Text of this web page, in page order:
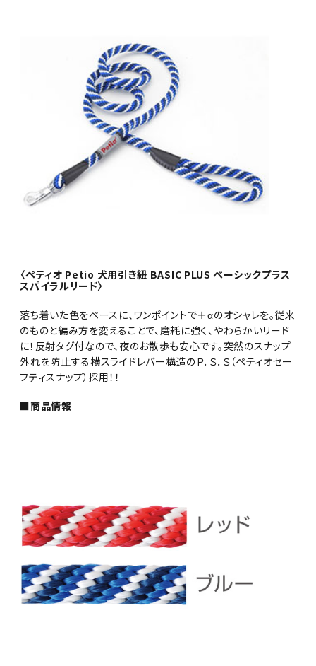
〈ペティオ Petio 犬用引き紐 BASIC PLUS ベーシックプラス
スパイラルリード〉
落ち着いた色をベースに、ワンポイントで＋αのオシャレを。従来
のものと編み方を変えることで、磨耗に強く、やわらかいリード
に！反射タグ付なので、夜のお散歩も安心です。突然のスナップ
外れを防止する横スライドレバー構造のＰ．Ｓ．Ｓ（ペティオセー
フティスナップ）採用！！
■商品情報